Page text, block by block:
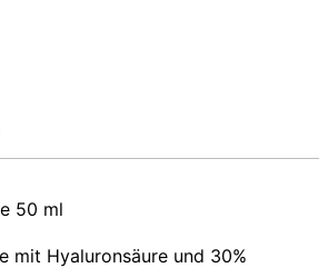
50 ml
mit Hyaluronsäure und 30%